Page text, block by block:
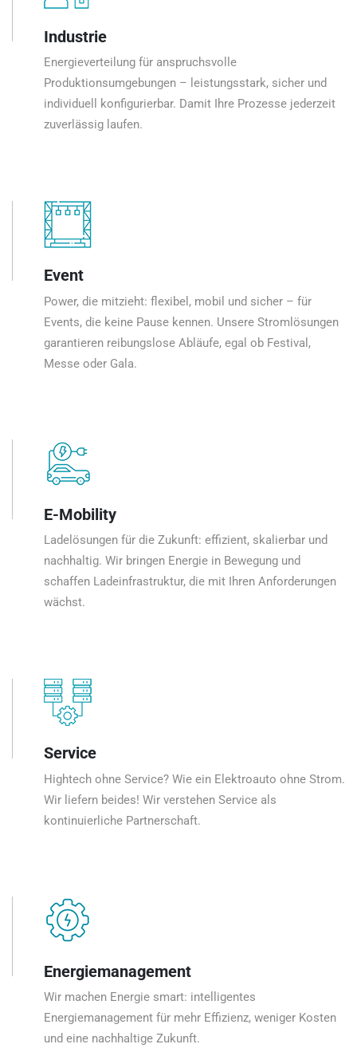
Industrie
Energieverteilung für anspruchsvolle
Produktionsumgebungen – leistungsstark, sicher und
individuell konfigurierbar. Damit Ihre Prozesse jederzeit
zuverlässig laufen.
Event
Power, die mitzieht: flexibel, mobil und sicher – für
Events, die keine Pause kennen. Unsere Stromlösungen
garantieren reibungslose Abläufe, egal ob Festival,
Messe oder Gala.
E-Mobility
Ladelösungen für die Zukunft: effizient, skalierbar und
nachhaltig. Wir bringen Energie in Bewegung und
schaffen Ladeinfrastruktur, die mit Ihren Anforderungen
wächst.
Service
Hightech ohne Service? Wie ein Elektroauto ohne Strom.
Wir liefern beides! Wir verstehen Service als
kontinuierliche Partnerschaft.
Energiemanagement
Wir machen Energie smart: intelligentes
Energiemanagement für mehr Effizienz, weniger Kosten
und eine nachhaltige Zukunft.